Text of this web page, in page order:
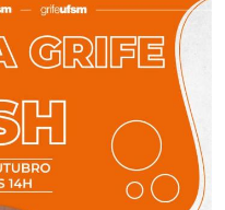
e Comunicações